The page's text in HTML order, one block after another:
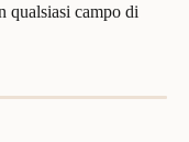
qualsiasi campo di